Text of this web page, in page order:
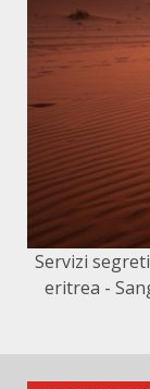
Servizi
eritrea -